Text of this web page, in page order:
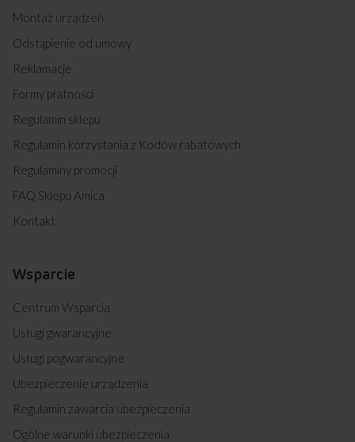
Montaż urządzeń
Odstąpienie od umowy
Reklamacje
Formy płatności
Regulamin sklepu
Regulamin korzystania z Kodów rabatowych
Regulaminy promocji
FAQ Sklepu Amica
Kontakt
Wsparcie
Centrum Wsparcia
Usługi gwarancyjne
Usługi pogwarancyjne
Ubezpieczenie urządzenia
Regulamin zawarcia ubezpieczenia
Ogólne warunki ubezpieczenia